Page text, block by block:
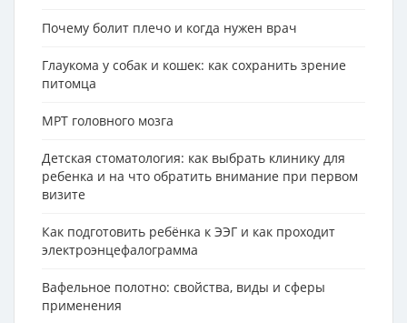
Почему болит плечо и когда нужен врач
Глаукома у собак и кошек: как сохранить зрение
питомца
МРТ головного мозга
Детская стоматология: как выбрать клинику для
ребенка и на что обратить внимание при первом
визите
Как подготовить ребёнка к ЭЭГ и как проходит
электроэнцефалограмма
Вафельное полотно: свойства, виды и сферы
применения